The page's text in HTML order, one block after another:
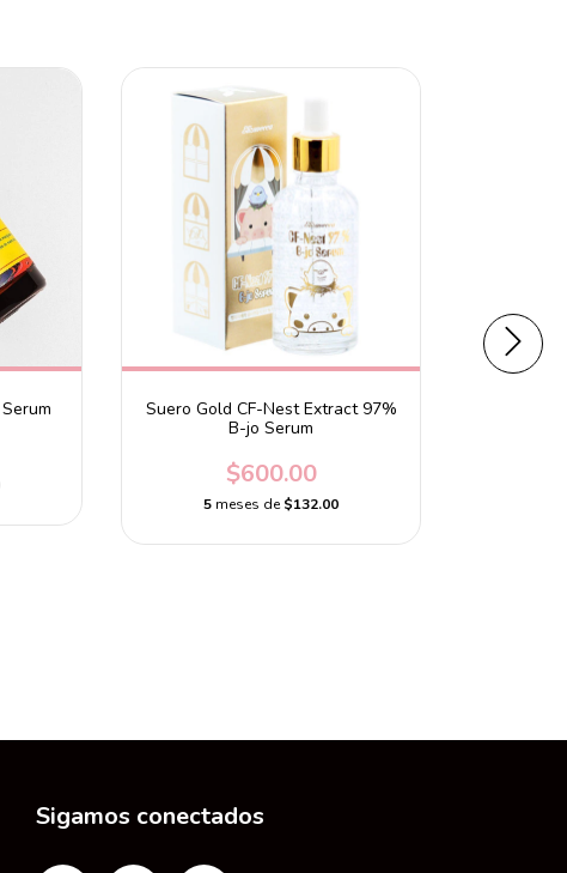
Suero Gold CF-Nest Extract 97%
B-jo Serum
$600.00
5 meses de$132.00
Sigamos conectados